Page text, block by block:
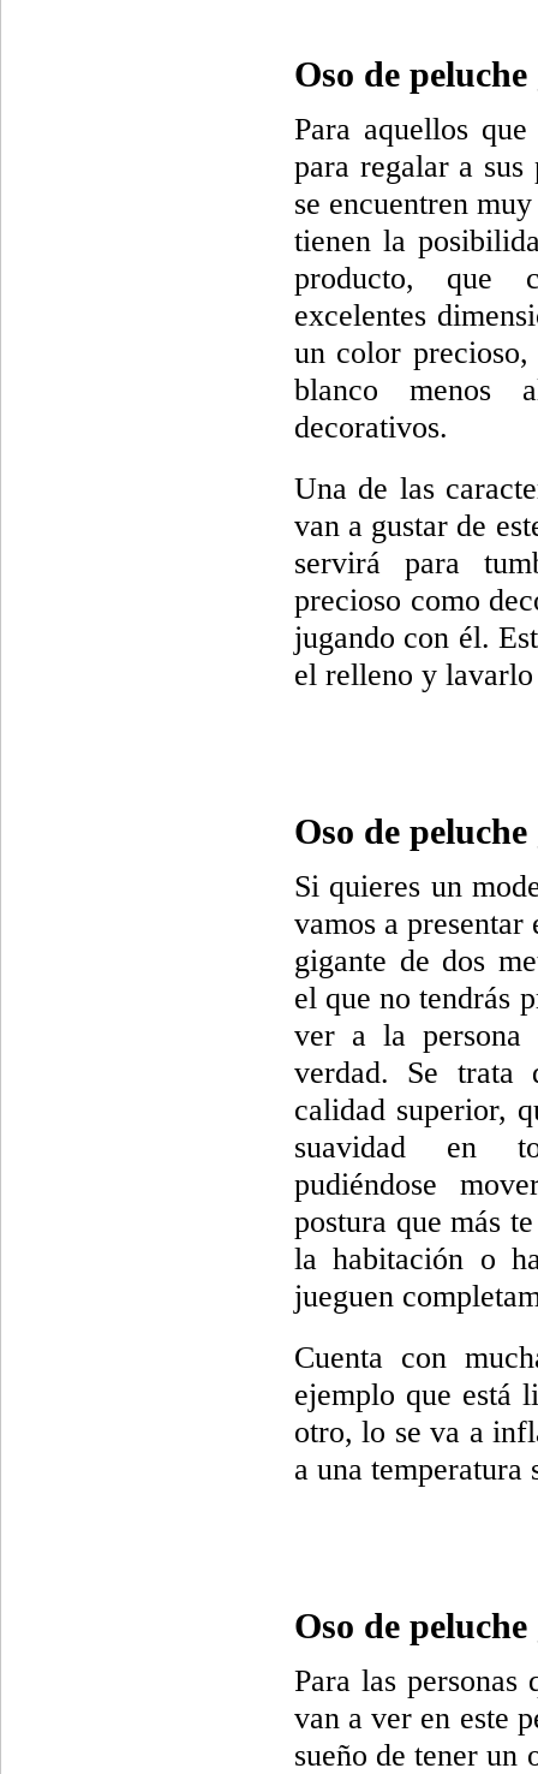
Oso de
Para aquellos
para regalar a sus
se encuentren
tienen la
producto, que
excelentes
un color precioso,
blanco menos
decorativos.
Una de las
van a gustar de
servirá para
precioso como
jugando con él.
el relleno y
Oso de
Si quieres un
vamos a presentar
gigante de dos
el que no tendrás
ver a la persona
verdad. Se trata
calidad superior,
suavidad en
pudiéndose
postura que más
la habitación o
jueguen
Cuenta con
ejemplo que está
otro, lo se va a
a una temperatura
Oso de
Para las personas
van a ver en este
sueño de tener un